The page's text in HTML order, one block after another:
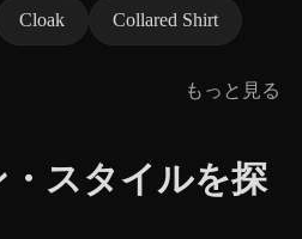
Cloak Collared Shirt
もっと見る
スタイルを探